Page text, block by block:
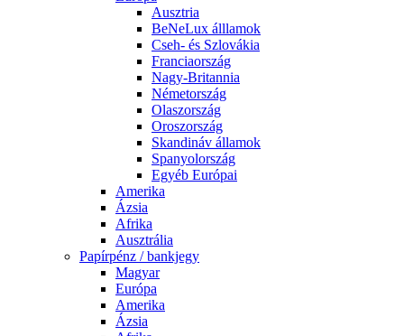
Ausztria
BeNeLux álllamok
Cseh- és Szlovákia
Franciaország
Nagy-Britannia
Németország
Olaszország
Oroszország
Skandináv államok
Spanyolország
Egyéb Európai
Amerika
Ázsia
Afrika
Ausztrália
Papírpénz / bankjegy
Magyar
Európa
Amerika
Ázsia